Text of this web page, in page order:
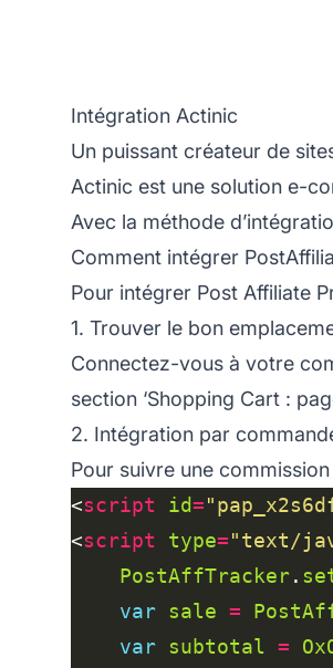
Intégration Actinic
Un puissant créateur de
Actinic est une solution e-
Avec la méthode
Comment intégrer
Pour intégrer Post Affiliate
1. Trouver le bon
Connectez-vous à votre
section ‘Shopping Cart :
2. Intégration par
Pour suivre une
<script id=
<script type="text/
PostAffTracker.
var sale =
var subtotal =